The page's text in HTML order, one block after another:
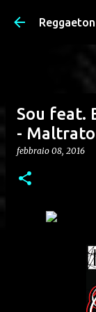
Sou feat.
- Maltrato
febbraio 08, 2016